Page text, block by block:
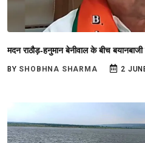
मदन राठौड़-हनुमान बेनीवाल के बीच
BY SHOBHNA SHARMA 2